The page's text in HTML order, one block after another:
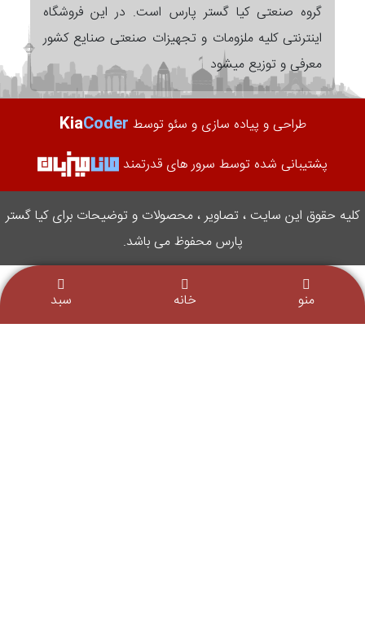
گروه صنعتی کیا گستر پارس است. در این فروشگاه
اینترنتی کلیه ملزومات و تجهیزات صنعتی صنایع کشور
معرفی و توزیع میشود
طراحی و پیاده سازی و سئو توسط KiaCoder
پشتیبانی شده توسط سرور های قدرتمند
کلیه حقوق این سایت ، تصاویر ، محصولات و توضیحات برای کیا گستر
پارس محفوظ می باشد.
منو خانه سبد